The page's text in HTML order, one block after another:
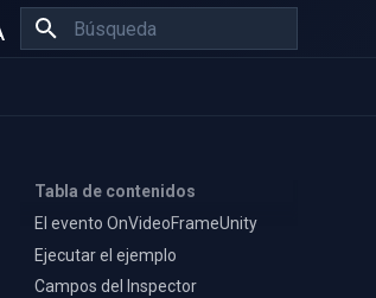
Tabla de contenidos
El evento OnVideoFrameUnity
Ejecutar el ejemplo
Campos del Inspector